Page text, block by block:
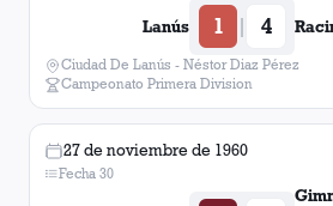
Lanús 1 | 4
Ciudad De Lanús - Néstor Diaz Pérez
Campeonato Primera Division
27 de noviembre de 1960
Fecha 30